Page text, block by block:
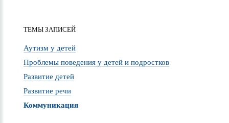
ТЕМЫ ЗАПИСЕЙ
Аутизм у детей
Проблемы поведения у детей и подростков
Развитие детей
Развитие речи
Коммуникация